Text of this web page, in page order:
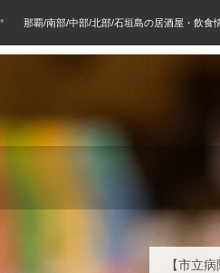
那覇/南部/中部/北部/石垣島の居酒屋・飲食
【市立